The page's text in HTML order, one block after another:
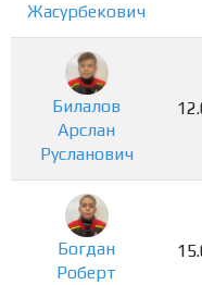
Жасурбекович
Билалов
Арслан
Русланович
Богдан
Роберт